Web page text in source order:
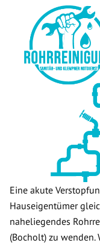
Eine akute
Hauseigentümer
naheliegendes
(Bocholt) zu wenden.